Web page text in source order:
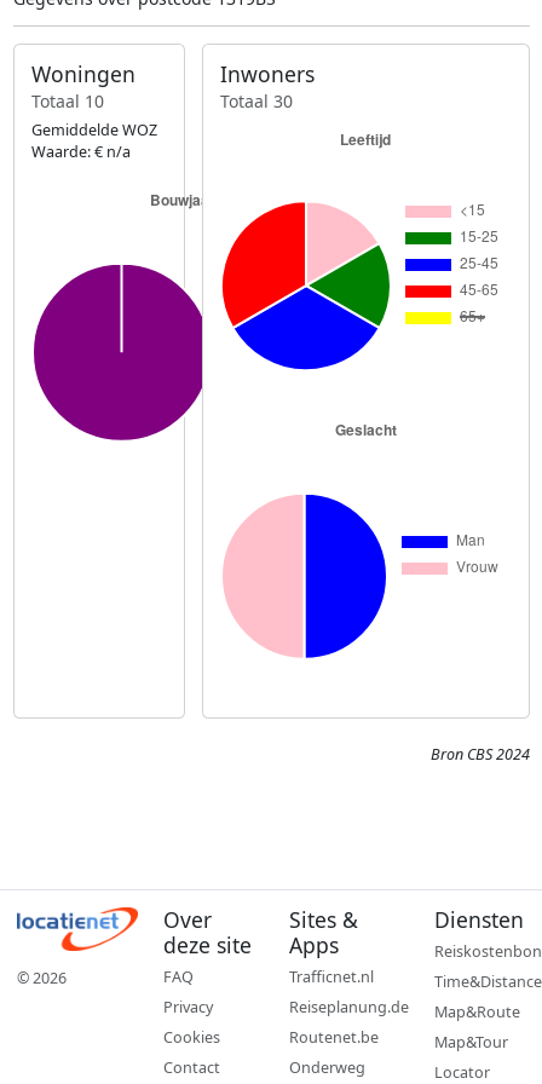
Woningen
Totaal 10
Gemiddelde WOZ
Waarde: € n/a
Inwoners
Totaal 30
Bron CBS 2024
© 2026
Over
deze site
FAQ
Privacy
Cookies
Contact
Sites &
Apps
Trafficnet.nl
Reiseplanung.de
Routenet.be
Onderweg
Diensten
Reiskostenbon
Time&Distance
Map&Route
Map&Tour
Locator